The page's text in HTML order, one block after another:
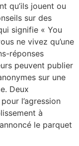
qu’ils jouent ou
sur des
signifie « You
ne vivez qu’une
réponses
peuvent publier
sur une
Deux
l’agression
à
le parquet